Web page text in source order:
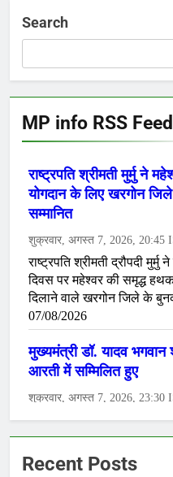
Search
MP info RSS Feed
Recent Posts